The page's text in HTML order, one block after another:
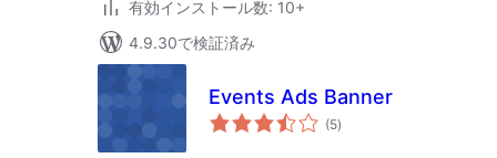
有効インストール数: 10+
4.9.30で検証済み
Events Ads Banner
(5個
の)